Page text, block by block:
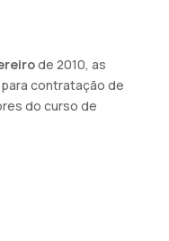
de 2010, as
contratação de
do curso de